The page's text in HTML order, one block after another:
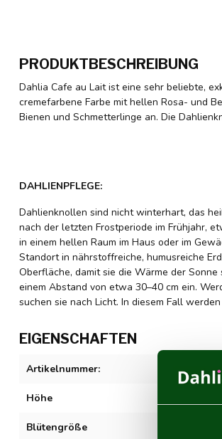
PRODUKTBESCHREIBUNG
Dahlia Cafe au Lait ist eine sehr beliebte,
cremefarbene Farbe mit hellen Rosa- und
Bienen und Schmetterlinge an. Die
DAHLIENPFLEGE:
Dahlienknollen sind nicht winterhart, das
nach der letzten Frostperiode im Frühjahr,
in einem hellen Raum im Haus oder im
Standort in nährstoffreiche, humusreiche
Oberfläche, damit sie die Wärme der
einem Abstand von etwa 30–40 cm ein.
suchen sie nach Licht. In diesem Fall
EIGENSCHAFTEN
Artikelnummer:
Höhe
Blütengröße